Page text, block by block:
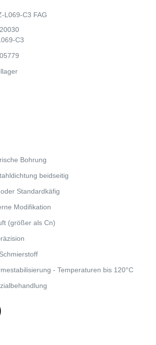
L069-C3 FAG
C3
Bohrung
beidseitig
Standardkäfig
Modifikation
(größer als Cn)
- Temperaturen bis 120°C